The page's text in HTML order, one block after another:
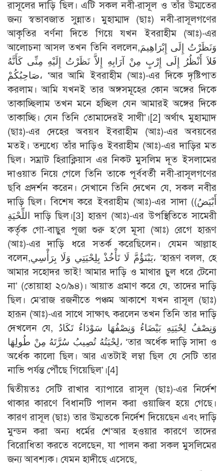
রাসূলের দাড়ি ছিল। এটি সকল নবী-রাসূল ও তাঁর উম্মতের
জন্য স্বভাবজাত সুন্নাত। মুহাম্মাদ (ছাঃ) নবী-রাসূলগণের
আকৃতির বর্ণনা দিতে গিয়ে যখন ইবরাহীম (আঃ)-এর
আলোচনা আসল তখন তিনি বললেন,وَنَظَرْتُ إِلَى إِبْرَاهِيمَ
فَلاَ أَنْظُرُ إِلَى إِرْبٍ مِنْ آرَابِهِ إِلاَّ نَظَرْتُ إِلَيْهِ مِنِّى كَأَنَّهُ
صَاحِبُكُمْ، ‘আর আমি ইবরাহীম (আঃ)-এর দিকে দৃষ্টিপাত
করলাম। আমি যখনই তার অঙ্গসমূহের কোন অঙ্গের দিকে
তাকাচ্ছিলাম তখন মনে হচ্ছিল যেন আমারই অঙ্গের দিকে
তাকাচ্ছি। যেন তিনি তোমাদেরই সাথী’।[2] অর্থাৎ মুহাম্মাদ
(ছাঃ)-এর দেহের অবয়ব ইবরাহীম (আঃ)-এর অবয়বের
মতই। তন্মধ্যে তাঁর দাড়িও ইবরাহীম (আঃ)-এর দাড়ির মত
ছিল। সম্রাট হিরাক্লিয়াস এর নিকট মুসলিম দূত ইসলামের
দাওয়াত নিয়ে গেলে তিনি তাকে পূর্ববর্তী নবী-রাসূলগণের
ছবি প্রদর্শন করেন। সেখানে তিনি দেখেন যে, সকল নবীর
দাড়ি ছিল। বিশেষ করে ইবরাহীম (আঃ)-এর সাদা ((أَبْيَضُ
اللِّحْيَةِ দাড়ি ছিল।[3] হারূণ (আঃ)-এর উপস্থিতিতে সামেরী
কর্তৃক গো-বাছুর পূজা শুরু হ’লে মূসা (আঃ) রেগে হারূণ
(আঃ)-এর দাড়ি ধরে সতর্ক করেছিলেন। যেমন আল্লাহ
বলেন,يَبْنَؤُمَّ لَا تَأْخُذْ بِلِحْيَتِي وَلَا بِرَأْسِي، ‘হারূণ বলল, হে
আমার সহোদর ভাই! আমার দাড়ি ও মাথার চুল ধরে টেনো
না’ (তোয়াহা ২০/৯৪)। আয়াত প্রমাণ করে যে, তাদের দাড়ি
ছিল। মে‘রাজ রজনীতে পঞ্চম আকাশে যখন রাসূল (ছাঃ)
হারূন (আঃ)-এর সাথে সাক্ষাৎ করলেন তখন তিনি তার দাড়ি
দেখলেন যে, وَنِصْفُ لِحْيَتِهِ بَيْضَاءُ وَنِصْفُهَا سَوْدَاءُ تَكَادُ
لِحْيَتُهُ تُصِيبُ سُرَّتَهُ مِنْ طُولِهَا، ‘তার অর্ধেক দাড়ি সাদা ও
অর্ধেক কালো ছিল। আর এতটাই লম্বা ছিল যে সেটি তার
নাভি পর্যন্ত পৌঁছে গিয়েছিল’।[4]
দ্বিতীয়তঃ সেটি রাখার ব্যাপারে রাসূল (ছাঃ)-এর নির্দেশ
থাকার কারণে বিধানটি পালন করা ওয়াজিব হয়ে গেছে।
কারণ রাসূল (ছাঃ) তার উম্মতকে নির্দেশ দিয়েছেন এবং দাড়ি
মুন্ডন করা অন্য ধর্মের শে‘আর হওয়ার কারণে তাদের
বিরোধিতা করতে বলেছেন, যা পালন করা সকল মুসলিমের
জন্য আবশ্যক। যেমন হাদীছে এসেছে,